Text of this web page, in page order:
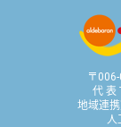
〒
代 表
地域連
人